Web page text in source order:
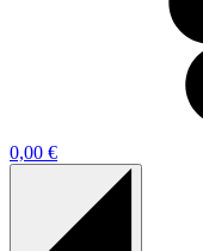
0,00 €